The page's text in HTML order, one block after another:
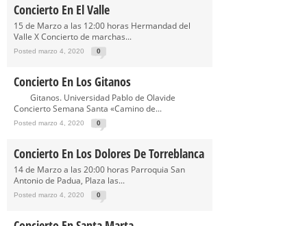
Concierto En El Valle
15 de Marzo a las 12:00 horas Hermandad del
Valle X Concierto de marchas...
Posted marzo 4, 2020 0
Concierto En Los Gitanos
Gitanos. Universidad Pablo de Olavide
Concierto Semana Santa «Camino de...
Posted marzo 4, 2020 0
Concierto En Los Dolores De Torreblanca
14 de Marzo a las 20:00 horas Parroquia San
Antonio de Padua, Plaza las...
Posted marzo 4, 2020 0